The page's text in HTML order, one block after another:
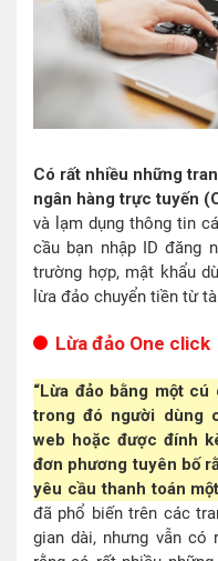
Có rất nhiều những
ngân hàng trực tuyến
và lạm dụng thông tin
cầu bạn nhập ID đăng
trường hợp, mật khẩu
lừa đảo chuyển tiền từ
Lừa đảo One click
“Lừa đảo bằng một
trong đó người dùng
web hoặc được đính
đơn phương tuyên bố
yêu cầu thanh toán
đã phổ biến trên các
gian dài, nhưng vẫn có